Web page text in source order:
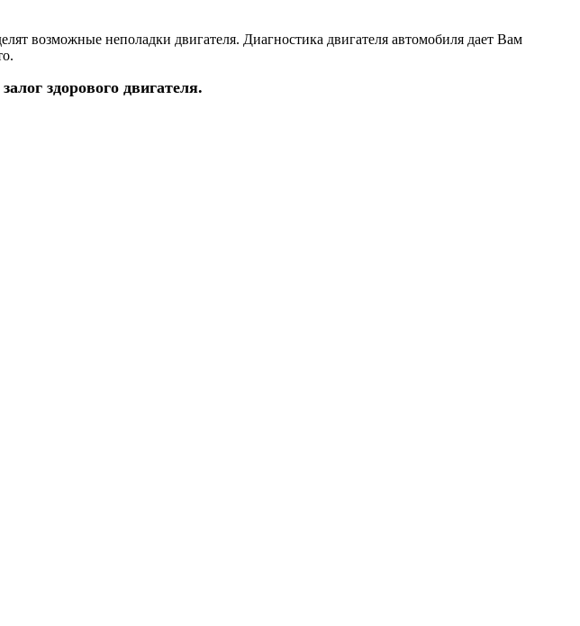
возможные неполадки двигателя. Диагностика двигателя автомобиля дает Вам
здорового двигателя.